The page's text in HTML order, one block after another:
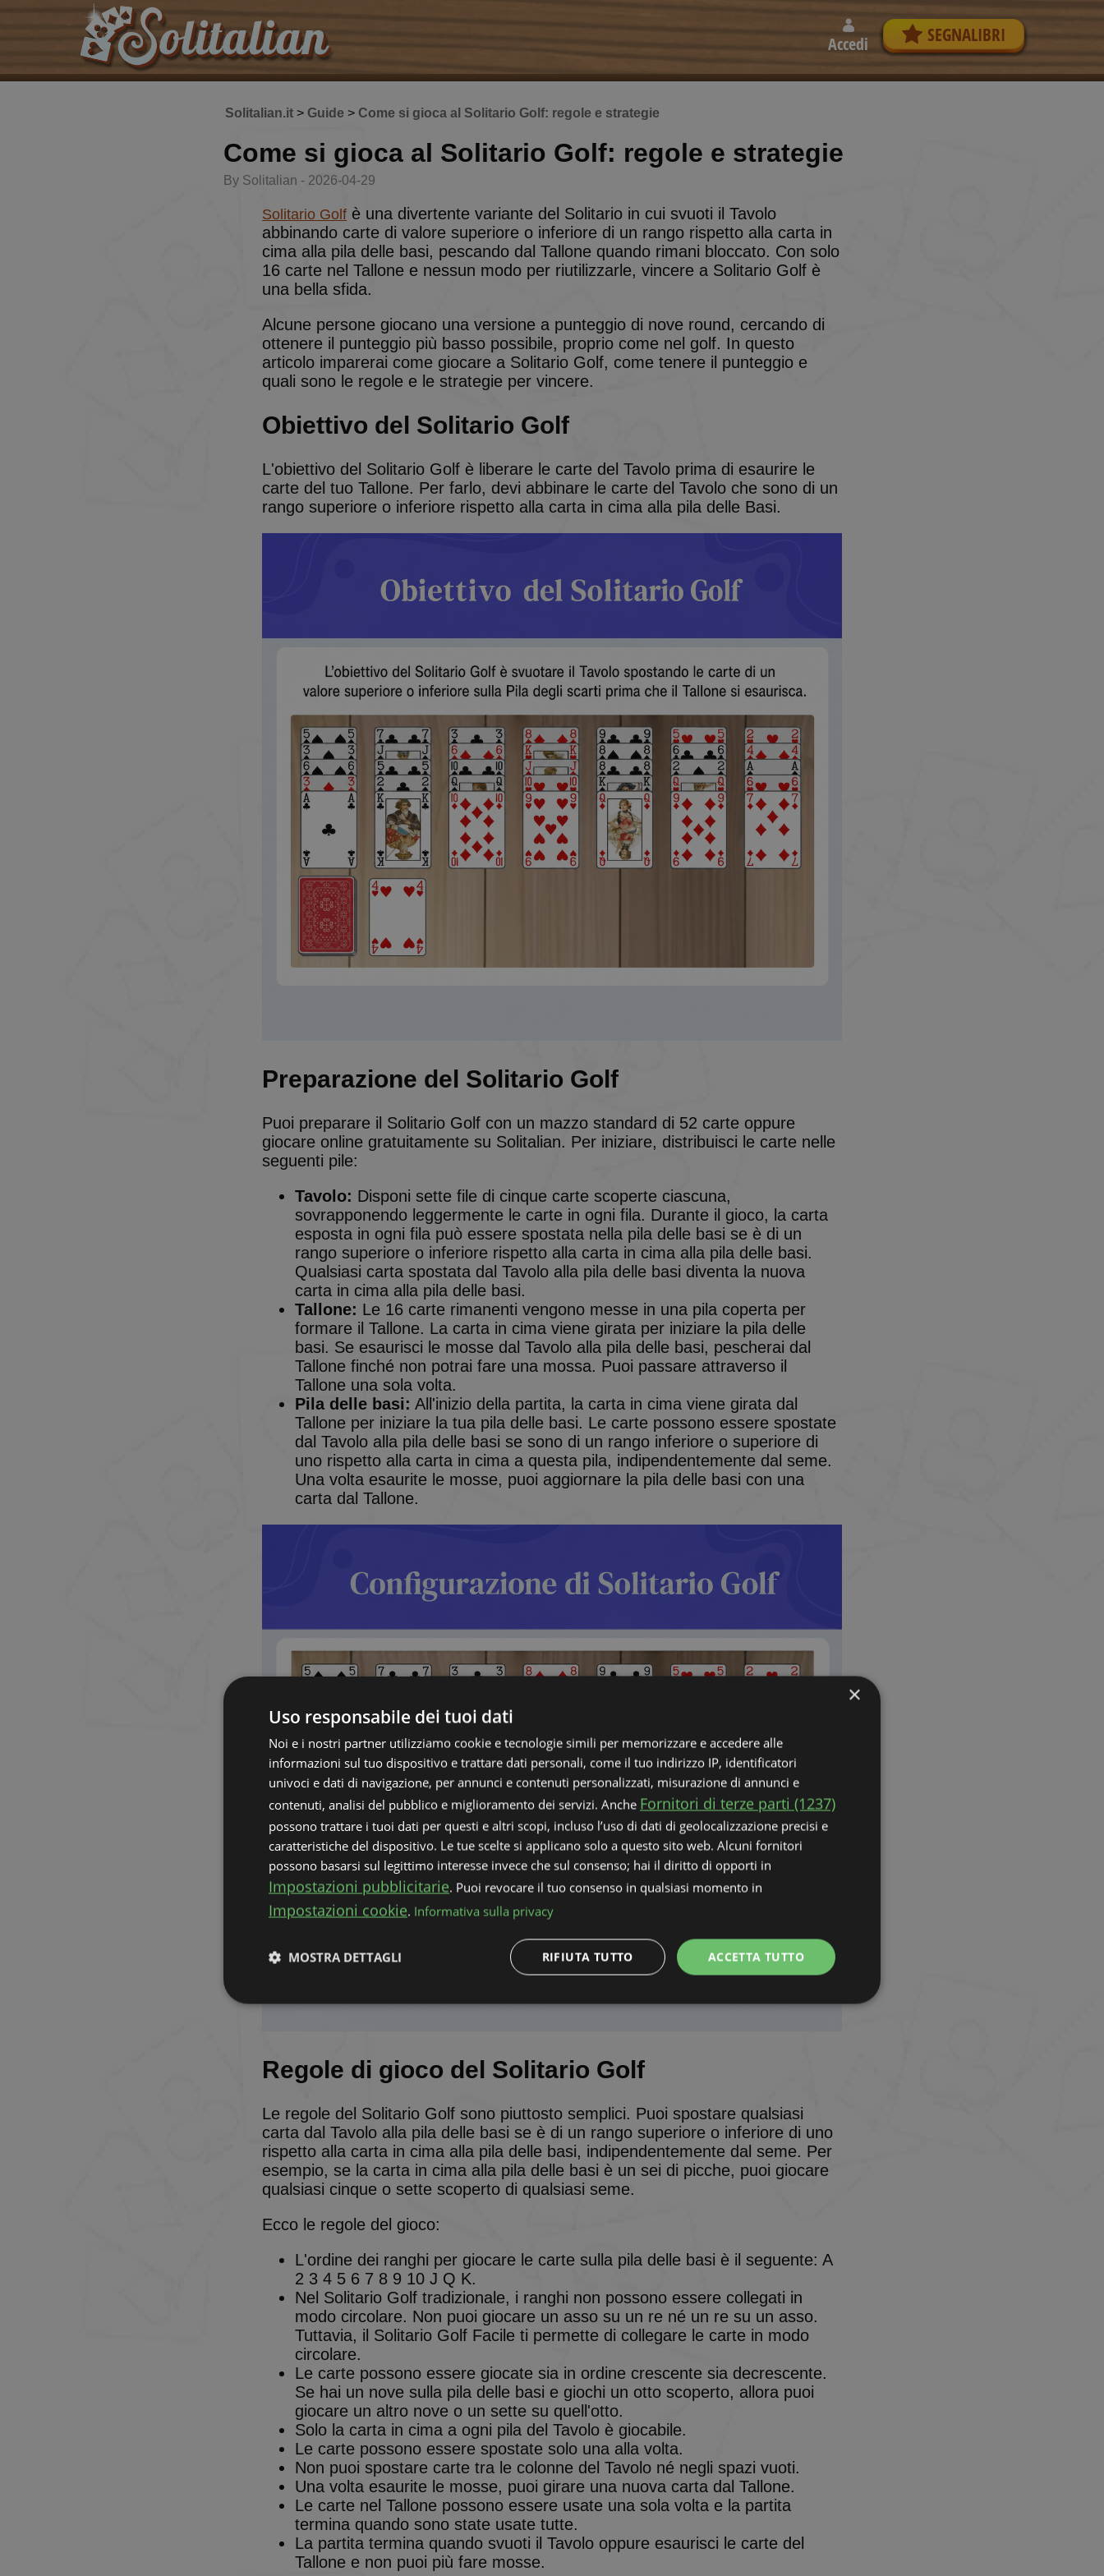
Accedi SEGNALIBRI
Solitalian.it > Guide > Come si gioca al Solitario Golf: regole e strategie
Come si gioca al Solitario Golf: regole e strategie
By Solitalian - 2026-04-29
Solitario Golf è una divertente variante del Solitario in cui svuoti il Tavolo
abbinando carte di valore superiore o inferiore di un rango rispetto alla carta in
cima alla pila delle basi, pescando dal Tallone quando rimani bloccato. Con solo
16 carte nel Tallone e nessun modo per riutilizzarle, vincere a Solitario Golf è
una bella sfida.
Alcune persone giocano una versione a punteggio di nove round, cercando di
ottenere il punteggio più basso possibile, proprio come nel golf. In questo
articolo imparerai come giocare a Solitario Golf, come tenere il punteggio e
quali sono le regole e le strategie per vincere.
Obiettivo del Solitario Golf
L'obiettivo del Solitario Golf è liberare le carte del Tavolo prima di esaurire le
carte del tuo Tallone. Per farlo, devi abbinare le carte del Tavolo che sono di un
rango superiore o inferiore rispetto alla carta in cima alla pila delle Basi.
Preparazione del Solitario Golf
Puoi preparare il Solitario Golf con un mazzo standard di 52 carte oppure
giocare online gratuitamente su Solitalian. Per iniziare, distribuisci le carte nelle
seguenti pile:
Tavolo: Disponi sette file di cinque carte scoperte ciascuna,
sovrapponendo leggermente le carte in ogni fila. Durante il gioco, la carta
esposta in ogni fila può essere spostata nella pila delle basi se è di un
rango superiore o inferiore rispetto alla carta in cima alla pila delle basi.
Qualsiasi carta spostata dal Tavolo alla pila delle basi diventa la nuova
carta in cima alla pila delle basi.
Tallone: Le 16 carte rimanenti vengono messe in una pila coperta per
formare il Tallone. La carta in cima viene girata per iniziare la pila delle
basi. Se esaurisci le mosse dal Tavolo alla pila delle basi, pescherai dal
Tallone finché non potrai fare una mossa. Puoi passare attraverso il
Tallone una sola volta.
Pila delle basi: All'inizio della partita, la carta in cima viene girata dal
Tallone per iniziare la tua pila delle basi. Le carte possono essere spostate
dal Tavolo alla pila delle basi se sono di un rango inferiore o superiore di
uno rispetto alla carta in cima a questa pila, indipendentemente dal seme.
Una volta esaurite le mosse, puoi aggiornare la pila delle basi con una
carta dal Tallone.
Regole di gioco del Solitario Golf
Le regole del Solitario Golf sono piuttosto semplici. Puoi spostare qualsiasi
carta dal Tavolo alla pila delle basi se è di un rango superiore o inferiore di uno
rispetto alla carta in cima alla pila delle basi, indipendentemente dal seme. Per
esempio, se la carta in cima alla pila delle basi è un sei di picche, puoi giocare
qualsiasi cinque o sette scoperto di qualsiasi seme.
Ecco le regole del gioco:
L'ordine dei ranghi per giocare le carte sulla pila delle basi è il seguente: A
2 3 4 5 6 7 8 9 10 J Q K.
Nel Solitario Golf tradizionale, i ranghi non possono essere collegati in
modo circolare. Non puoi giocare un asso su un re né un re su un asso.
Tuttavia, il Solitario Golf Facile ti permette di collegare le carte in modo
circolare.
Le carte possono essere giocate sia in ordine crescente sia decrescente.
Se hai un nove sulla pila delle basi e giochi un otto scoperto, allora puoi
giocare un altro nove o un sette su quell'otto.
Solo la carta in cima a ogni pila del Tavolo è giocabile.
Le carte possono essere spostate solo una alla volta.
Non puoi spostare carte tra le colonne del Tavolo né negli spazi vuoti.
Una volta esaurite le mosse, puoi girare una nuova carta dal Tallone.
Le carte nel Tallone possono essere usate una sola volta e la partita
termina quando sono state usate tutte.
La partita termina quando svuoti il Tavolo oppure esaurisci le carte del
Tallone e non puoi più fare mosse.
×
Uso responsabile dei tuoi dati
Noi e i nostri partner utilizziamo cookie e tecnologie simili per memorizzare e accedere alle
informazioni sul tuo dispositivo e trattare dati personali, come il tuo indirizzo IP, identificatori
univoci e dati di navigazione, per annunci e contenuti personalizzati, misurazione di annunci e
contenuti, analisi del pubblico e miglioramento dei servizi. Anche Fornitori di terze parti (1237)
possono trattare i tuoi dati per questi e altri scopi, incluso l’uso di dati di geolocalizzazione precisi e
caratteristiche del dispositivo. Le tue scelte si applicano solo a questo sito web. Alcuni fornitori
possono basarsi sul legittimo interesse invece che sul consenso; hai il diritto di opporti in
Impostazioni pubblicitarie. Puoi revocare il tuo consenso in qualsiasi momento in
Impostazioni cookie. Informativa sulla privacy
ACCETTA TUTTO
RIFIUTA TUTTO
MOSTRA DETTAGLI
Strettamente
Performance Targeting Funzionalità Non classificati
Strettamente necessari Performance Targeting Funzionalità Non classificati
I cookie strettamente necessari consentono le funzionalità principali del sito web come l'accesso dell'utente e la gestione
dell'account. Il sito web non può essere utilizzato correttamente senza i cookie strettamente necessari.
Dominio
BlissCrossLoad
.solitalian.it 1 giorno
This cookie is used when the player saves and loads the game.
BlissData
.solitalian.it
login and card collections.
BlissGuestSt
.solitalian.it 1 anno
This cookie stores data about the player's game statistics that are
shown when the game ends.
BlissIsNewIpad
settimane
2 giorni
BlissSt .solitalian.it 5 anni
This cookie stores data about the player's game statistics that are
shown when the game ends.
BlissTablet
settimane
2 giorni
Used for switching the game to tablet mode
BlissUserName .solitalian.it 5 anni
This cookie stores the user name (for display purposes only)
BlissUT
.solitalian.it 5 anni
This cookie stores data that is used for the player's game statistics,
login and card collections.
BlissWG
.solitalian.it 1 anno
This cookie stores data about the player's game statistics that are
shown when the game ends.
Google Privacy Policy